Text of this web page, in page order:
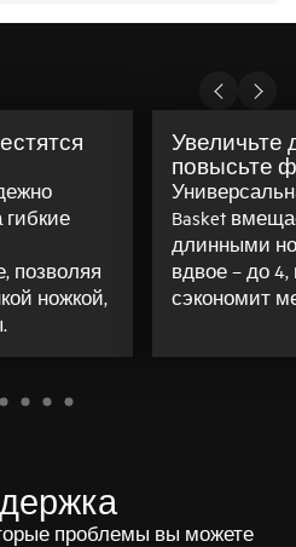
позволяя
ножкой,
Увеличьте
повысьте
Basket
длинными
вдвое – до
сэкономит
проблемы вы можете